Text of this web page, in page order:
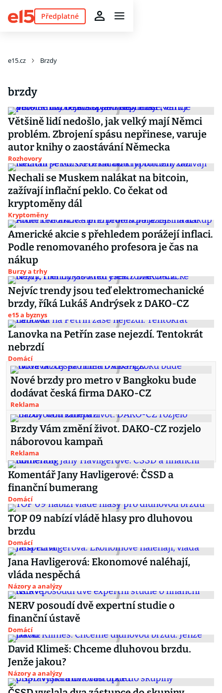
Předplatné
e15.cz Brzdy
brzdy
Většině lidí nedošlo, jak velký mají Němci
problém. Zbrojení spásu nepřinese, varuje
autor knihy o zaostávání Německa
Rozhovory
Nechali se Muskem nalákat na bitcoin,
zažívají inflační peklo. Co čekat od
kryptoměny dál
Kryptoměny
Americké akcie s přehledem porážejí inflaci.
Podle renomovaného profesora je čas na
nákup
Burzy a trhy
Nejvíc trendy jsou teď elektromechanické
brzdy, říká Lukáš Andrýsek z DAKO-CZ
e15 a byznys
Lanovka na Petřín zase nejezdí. Tentokrát
nebrzdí
Domácí
Nové brzdy pro metro v Bangkoku bude
dodávat česká firma DAKO-CZ
Reklama
Brzdy Vám změní život. DAKO-CZ rozjelo
náborovou kampaň
Reklama
Komentář Jany Havligerové: ČSSD a
finanční bumerang
Domácí
TOP 09 nabízí vládě hlasy pro dluhovou
brzdu
Domácí
Jana Havligerová: Ekonomové naléhají,
vláda nespěchá
Názory a analýzy
NERV posoudí dvě expertní studie o
finanční ústavě
Domácí
David Klimeš: Chceme dluhovou brzdu.
Jenže jakou?
Názory a analýzy